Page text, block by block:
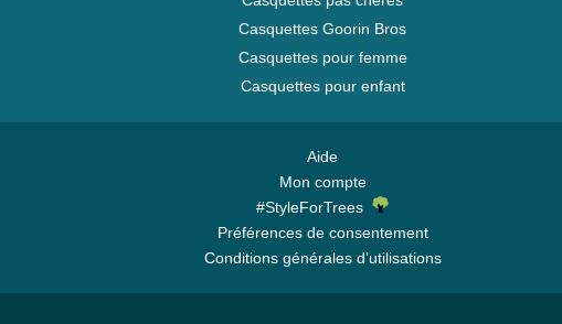
Casquettes Goorin Bros
Casquettes pour femme
Casquettes pour enfant
Aide
Mon compte
#StyleForTrees
Préférences de consentement
Conditions générales d’utilisations